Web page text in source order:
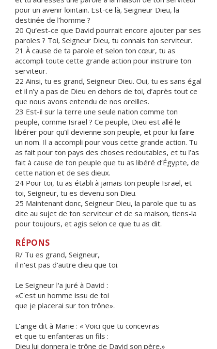
pour un avenir lointain. Est-ce là, Seigneur Dieu, la
destinée de l’homme ?
20 Qu’est-ce que David pourrait encore ajouter par ses
paroles ? Toi, Seigneur Dieu, tu connais ton serviteur.
21 À cause de ta parole et selon ton cœur, tu as
accompli toute cette grande action pour instruire ton
serviteur.
22 Ainsi, tu es grand, Seigneur Dieu. Oui, tu es sans égal
et il n’y a pas de Dieu en dehors de toi, d’après tout ce
que nous avons entendu de nos oreilles.
23 Est-il sur la terre une seule nation comme ton
peuple, comme Israël ? Ce peuple, Dieu est allé le
libérer pour qu’il devienne son peuple, et pour lui faire
un nom. Il a accompli pour vous cette grande action. Tu
as fait pour ton pays des choses redoutables, et tu l’as
fait à cause de ton peuple que tu as libéré d’Égypte, de
cette nation et de ses dieux.
24 Pour toi, tu as établi à jamais ton peuple Israël, et
toi, Seigneur, tu es devenu son Dieu.
25 Maintenant donc, Seigneur Dieu, la parole que tu as
dite au sujet de ton serviteur et de sa maison, tiens-la
pour toujours, et agis selon ce que tu as dit.
RÉPONS
R/ Tu es grand, Seigneur,
il n'est pas d'autre dieu que toi.
Le Seigneur l'a juré à David :
«C'est un homme issu de toi
que je placerai sur ton trône».
L'ange dit à Marie : « Voici que tu concevras
et que tu enfanteras un fils :
Dieu lui donnera le trône de David son père.»